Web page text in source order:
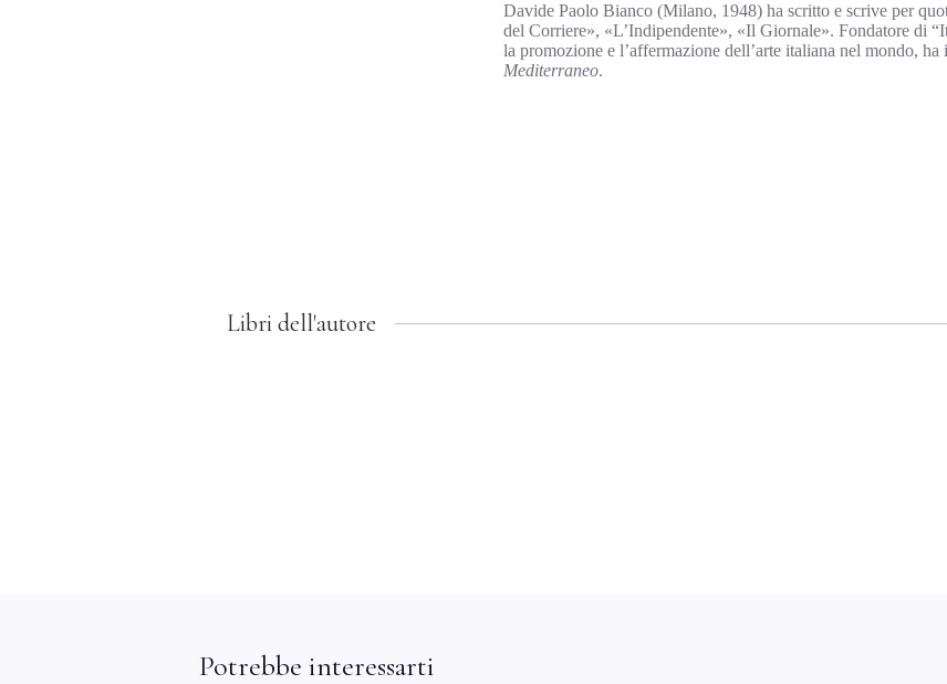
Davide Paolo Bianco (Milano, 1948) ha scritto e scrive per
del Corriere», «L’Indipendente», «Il Giornale». Fondatore di
la promozione e l’affermazione dell’arte italiana nel mondo,
Mediterraneo.
Libri dell'autore
Potrebbe interessarti